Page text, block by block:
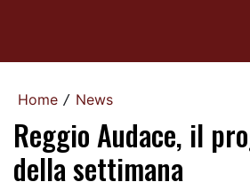
Home / News
Reggio Audace, il
della settimana